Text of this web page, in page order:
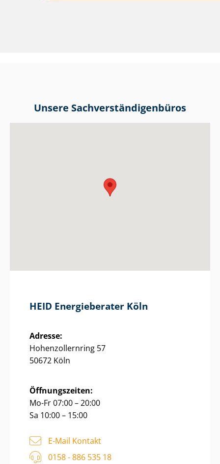
Unsere Sach­ver­stän­di­gen­bü­ros
HEID Energieberater Köln
Adresse:
Ho­hen­zol­lern­ring 57
50672 Köln
Öffnungszeiten:
Mo-Fr 07:00 – 20:00
Sa 10:00 – 15:00
E-Mail Kontakt
0158 - 886 535 18